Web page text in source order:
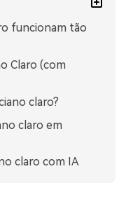
funcionam tão
Claro (com
claro?
claro em
claro com IA